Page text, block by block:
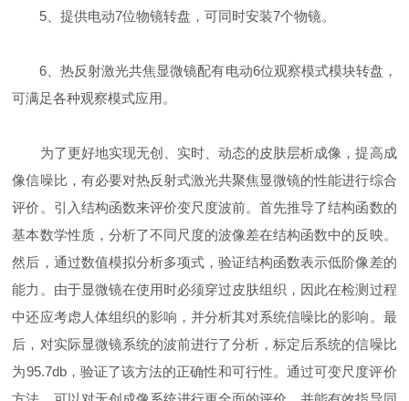
5、提供电动7位物镜转盘，可同时安装7个物镜。
6、热反射激光共焦显微镜配有电动6位观察模式模块转盘，
可满足各种观察模式应用。
为了更好地实现无创、实时、动态的皮肤层析成像，提高成
像信噪比，有必要对热反射式激光共聚焦显微镜的性能进行综合
评价。引入结构函数来评价变尺度波前。首先推导了结构函数的
基本数学性质，分析了不同尺度的波像差在结构函数中的反映。
然后，通过数值模拟分析多项式，验证结构函数表示低阶像差的
能力。由于显微镜在使用时必须穿过皮肤组织，因此在检测过程
中还应考虑人体组织的影响，并分析其对系统信噪比的影响。最
后，对实际显微镜系统的波前进行了分析，标定后系统的信噪比
为95.7db，验证了该方法的正确性和可行性。通过可变尺度评价